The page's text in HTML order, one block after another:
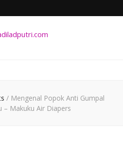
/ Mengenal Popok Anti Gumpal
– Makuku Air Diapers